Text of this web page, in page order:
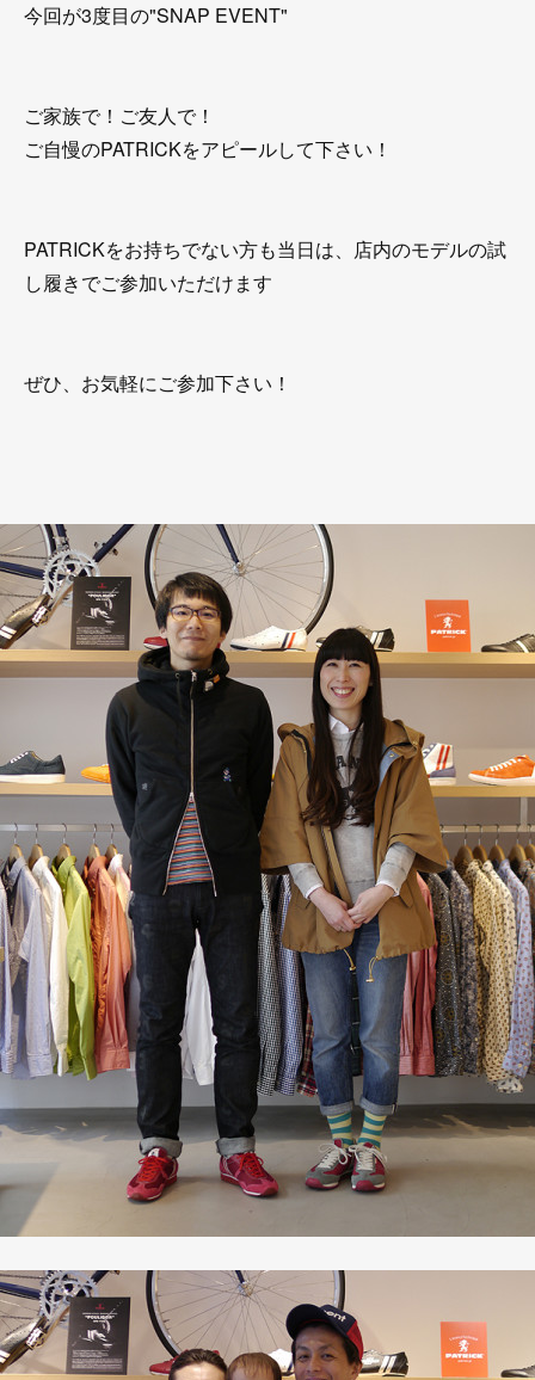
今回が3度目の"SNAP EVENT"
ご家族で！ご友人で！
ご自慢のPATRICKをアピールして下さい！
PATRICKをお持ちでない方も当日は、店内のモデルの試
し履きでご参加いただけます
ぜひ、お気軽にご参加下さい！